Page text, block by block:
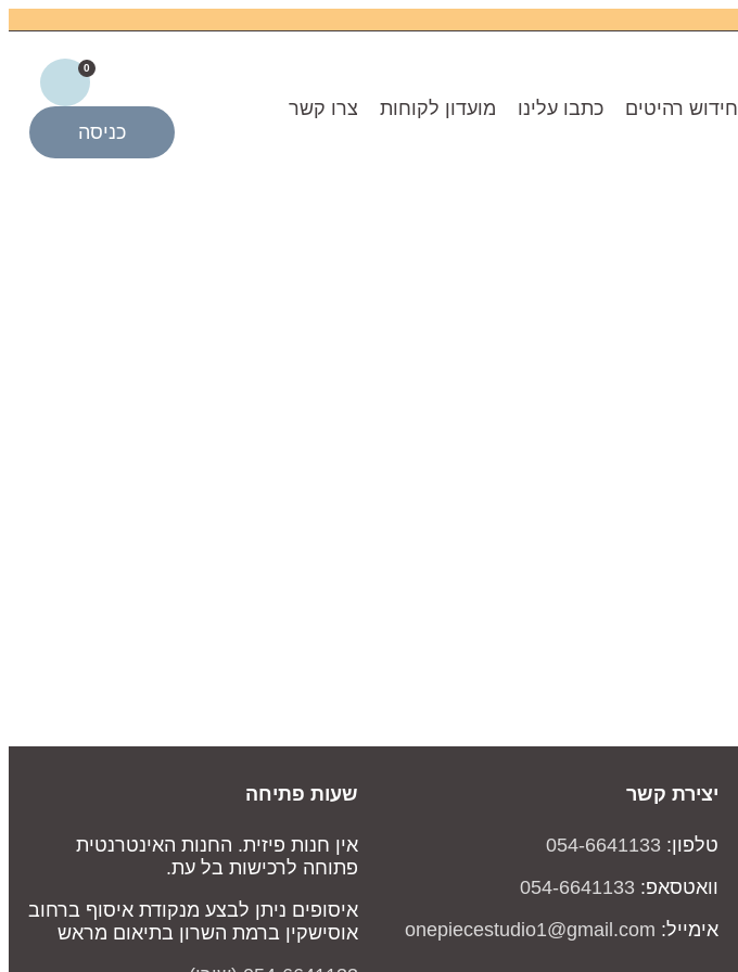
חידוש רהיטים כתבו עלינו מועדון לקוחות צרו קשר
0
כניסה
יצירת קשר
טלפון: 054-6641133
וואטסאפ: 054-6641133
אימייל: onepiecestudio1@gmail.com
שעות פתיחה
אין חנות פיזית. החנות האינטרנטית
פתוחה לרכישות בל עת.
איסופים ניתן לבצע מנקודת איסוף ברחוב
אוסישקין ברמת השרון בתיאום מראש